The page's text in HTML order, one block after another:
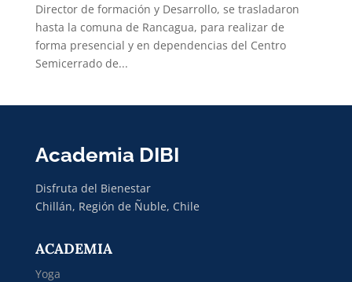
Director de formación y Desarrollo, se trasladaron
hasta la comuna de Rancagua, para realizar de
forma presencial y en dependencias del Centro
Semicerrado de...
Academia DIBI
Disfruta del Bienestar
Chillán, Región de Ñuble, Chile
ACADEMIA
Yoga